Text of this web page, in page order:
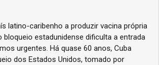
latino-caribenho a produzir vacina própria
bloqueio estadunidense dificulta a entrada
quase 60 anos, Cuba
dos Estados Unidos, tomado por